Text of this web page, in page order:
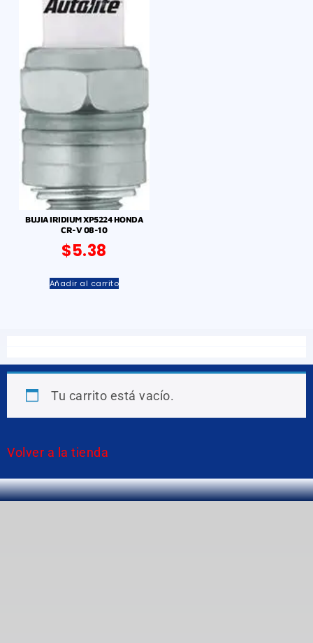
BUJIA IRIDIUM XP5224 HONDA
CR-V 08-10
$5.38
Añadir al carrito
Tu carrito está vacío.
Volver a la tienda